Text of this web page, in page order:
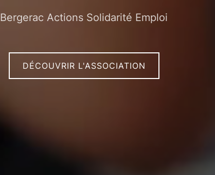
Bergerac Actions Solidarité Emploi
DÉCOUVRIR L'ASSOCIATION